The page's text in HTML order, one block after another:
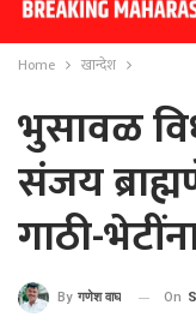
Home खान्देश
भुसावळ
संजय
गाठी-
By गणेश वाघ On